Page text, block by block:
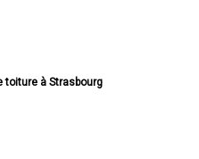
toiture à Strasbourg
à Illkirch-Graffenstaden